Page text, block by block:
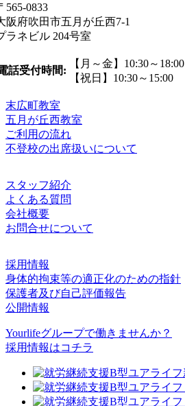
565-0833
阪府吹田市五月が丘西7-1
ラネビル 204号室
話受付時間:
【月～金】10:30～18:00
【祝日】10:30～15:00
末広町教室
五月が丘西教室
ご利用の流れ
不登校の出席扱いについて
スタッフ紹介
よくある質問
会社概要
お問合せについて
採用情報
身体的拘束等の適正化のための指針
保護者及び自己評価報告
公開情報
Yourlifeグループで働きませんか？
採用情報はコチラ